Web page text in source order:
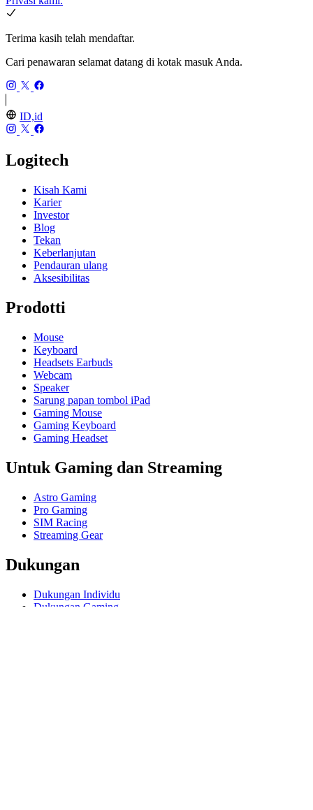
Terima kasih telah mendaftar.
Cari penawaran selamat datang di kotak masuk Anda.
ID,id
Logitech
Kisah Kami
Karier
Investor
Blog
Tekan
Keberlanjutan
Pendauran ulang
Aksesibilitas
Prodotti
Mouse
Keyboard
Headsets Earbuds
Webcam
Speaker
Sarung papan tombol iPad
Gaming Mouse
Gaming Keyboard
Gaming Headset
Untuk Gaming dan Streaming
Astro Gaming
Pro Gaming
SIM Racing
Streaming Gear
Dukungan
Dukungan Individu
Dukungan Gaming